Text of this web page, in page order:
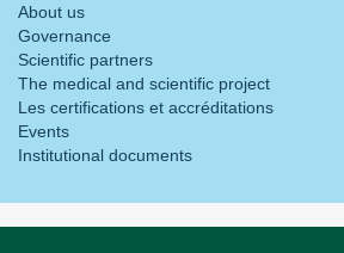
About us
Governance
Scientific partners
The medical and scientific project
Les certifications et accréditations
Events
Institutional documents